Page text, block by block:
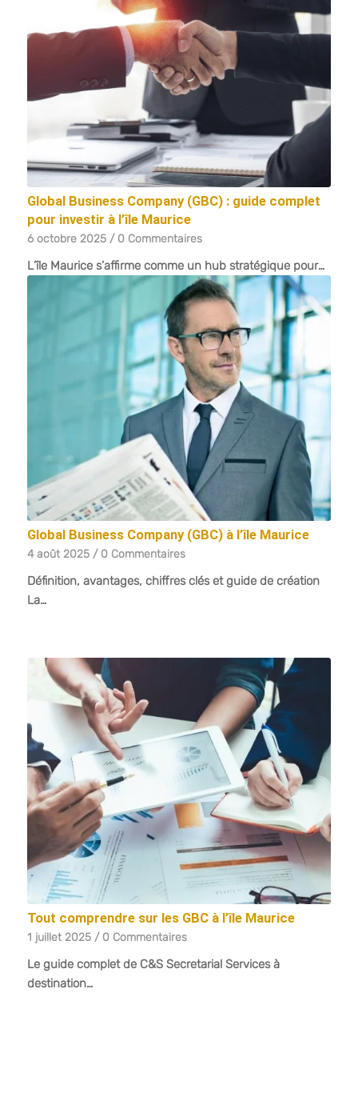
Global Business Company (GBC) : guide complet
pour investir à l’île Maurice
6 octobre 2025 / 0 Commentaires
L’île Maurice s’affirme comme un hub stratégique pour…
Global Business Company (GBC) à l’île Maurice
4 août 2025 / 0 Commentaires
Définition, avantages, chiffres clés et guide de création
La…
Tout comprendre sur les GBC à l’île Maurice
1 juillet 2025 / 0 Commentaires
Le guide complet de C&S Secretarial Services à
destination…